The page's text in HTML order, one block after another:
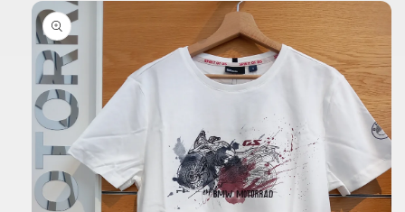
informazioni
sul prodotto